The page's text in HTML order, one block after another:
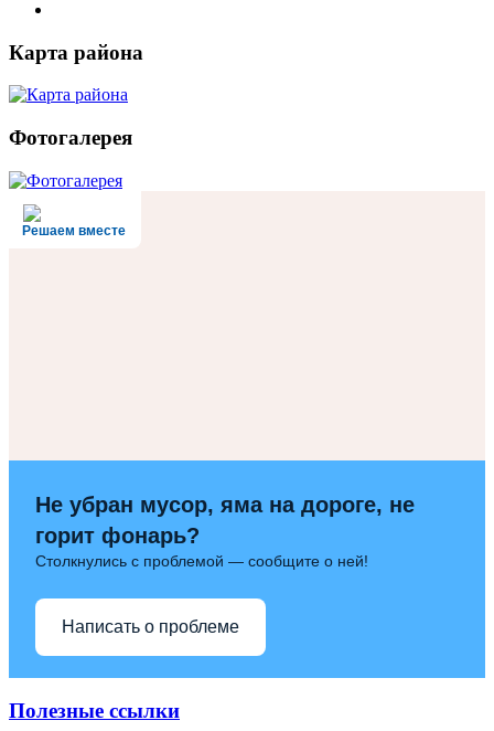
Карта района
Фотогалерея
Решаем вместе
Не убран мусор, яма на дороге, не
горит фонарь?
Столкнулись с проблемой — сообщите о ней!
Написать о проблеме
Полезные ссылки